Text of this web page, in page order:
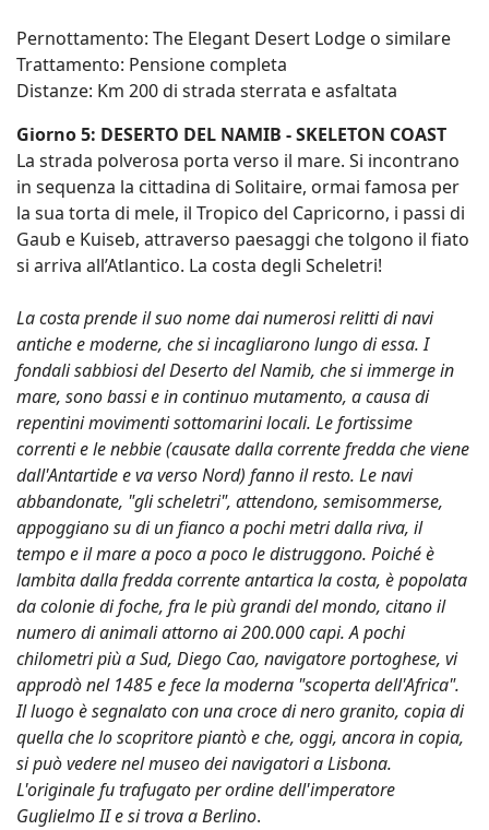
Pernottamento: The Elegant Desert Lodge o similare
Trattamento: Pensione completa
Distanze: Km 200 di strada sterrata e asfaltata
Giorno 5: DESERTO DEL NAMIB - SKELETON COAST
La strada polverosa porta verso il mare. Si incontrano
in sequenza la cittadina di Solitaire, ormai famosa per
la sua torta di mele, il Tropico del Capricorno, i passi di
Gaub e Kuiseb, attraverso paesaggi che tolgono il fiato
si arriva all’Atlantico. La costa degli Scheletri!
La costa prende il suo nome dai numerosi relitti di navi
antiche e moderne, che si incagliarono lungo di essa. I
fondali sabbiosi del Deserto del Namib, che si immerge in
mare, sono bassi e in continuo mutamento, a causa di
repentini movimenti sottomarini locali. Le fortissime
correnti e le nebbie (causate dalla corrente fredda che viene
dall'Antartide e va verso Nord) fanno il resto. Le navi
abbandonate, "gli scheletri", attendono, semisommerse,
appoggiano su di un fianco a pochi metri dalla riva, il
tempo e il mare a poco a poco le distruggono. Poiché è
lambita dalla fredda corrente antartica la costa, è popolata
da colonie di foche, fra le più grandi del mondo, citano il
numero di animali attorno ai 200.000 capi. A pochi
chilometri più a Sud, Diego Cao, navigatore portoghese, vi
approdò nel 1485 e fece la moderna "scoperta dell'Africa".
Il luogo è segnalato con una croce di nero granito, copia di
quella che lo scopritore piantò e che, oggi, ancora in copia,
si può vedere nel museo dei navigatori a Lisbona.
L'originale fu trafugato per ordine dell'imperatore
Guglielmo II e si trova a Berlino.